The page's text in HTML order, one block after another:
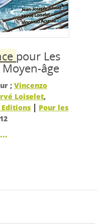
pour Les
âge
;Vincenzo
Loiselet,
| Pour les